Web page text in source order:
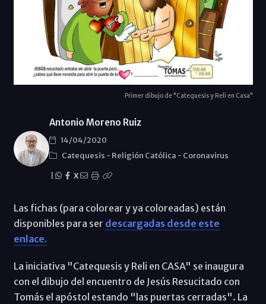
Primer dibujo de "Catequesis y Reli en Casa"
Antonio Moreno Ruiz
14/04/2020
Catequesis - Religión Católica - Coronavirus
X
Las fichas (para colorear y ya coloreadas) están
disponibles para ser descargadas desde este
enlace.
La iniciativa "Catequesis y Reli en CASA" se inaugura
con el dibujo del encuentro de Jesús Resucitado con
Tomás el apóstol estando "las puertas cerradas". La